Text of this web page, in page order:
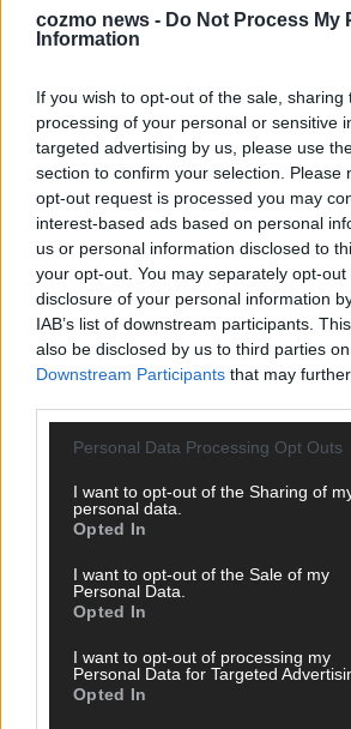
cozmo news - Do Not Process My
Information
If you wish to opt-out of the sale, sharing
processing of your personal or sensitive
targeted advertising by us, please use
section to confirm your selection. Please
opt-out request is processed you may
interest-based ads based on personal
us or personal information disclosed to
your opt-out. You may separately opt-
disclosure of your personal information
IAB’s list of downstream participants.
also be disclosed by us to third parties
Downstream Participants that may
Personal Data Processing Opt Outs
I want to opt-out of the Sharing of
personal data.
Opted In
I want to opt-out of the Sale of my
Personal Data.
Opted In
I want to opt-out of processing my
Personal Data for Targeted
Opted In
KEINE NEWS MEHR VERPASSEN
SCHNELL ZUM RESSORT
Nachrichten